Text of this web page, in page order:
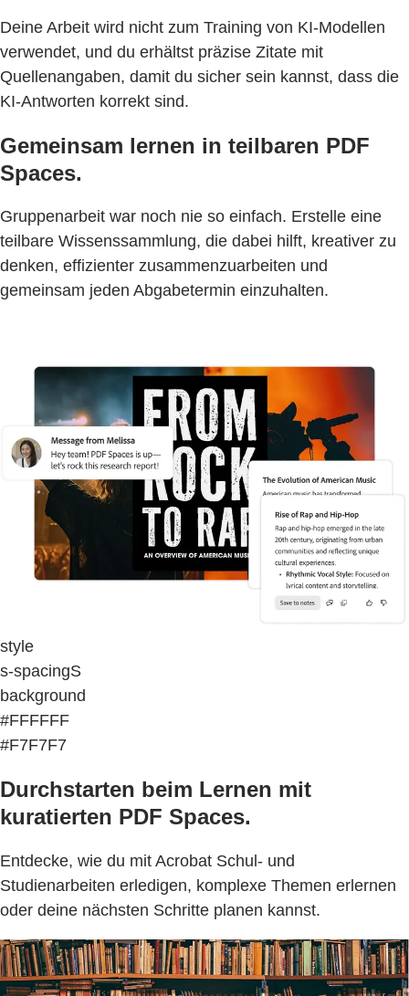
Deine Arbeit wird nicht zum Training von KI-Modellen
verwendet, und du erhältst präzise Zitate mit
Quellenangaben, damit du sicher sein kannst, dass die
KI-Antworten korrekt sind.
Gemeinsam lernen in teilbaren PDF
Spaces.
Gruppenarbeit war noch nie so einfach. Erstelle eine
teilbare Wissenssammlung, die dabei hilft, kreativer zu
denken, effizienter zusammenzuarbeiten und
gemeinsam jeden Abgabetermin einzuhalten.
style
s-spacingS
background
#FFFFFF
#F7F7F7
Durchstarten beim Lernen mit
kuratierten PDF Spaces.
Entdecke, wie du mit Acrobat Schul- und
Studienarbeiten erledigen, komplexe Themen erlernen
oder deine nächsten Schritte planen kannst.